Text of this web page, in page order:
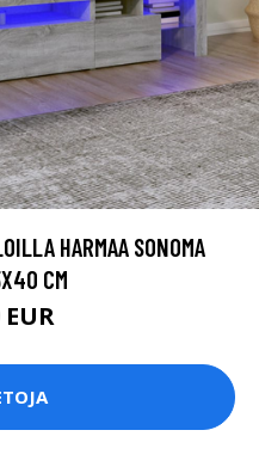
HARMAA SONOMA
CM